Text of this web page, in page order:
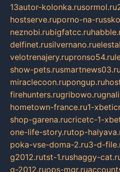
13autor-kolonka.rusormol.ru
hostserve.ruporno-na-
neznobi.rubigfatcc.ru
delfinet.rusilvernano.ru
velotrenajery.rupronso54.ru
show-pets.rusmartnews03.ru
miraclecoon.rupongup.ru
firehunters.rugribowo.ru
hometown-france.ru1-
shop-garena.rucricetc-1-
one-life-story.rutop-
poka-vse-doma-2.ru3-d-
g2012.rutst-1.rushaggy-
g-2012.ruops-mgr.ru